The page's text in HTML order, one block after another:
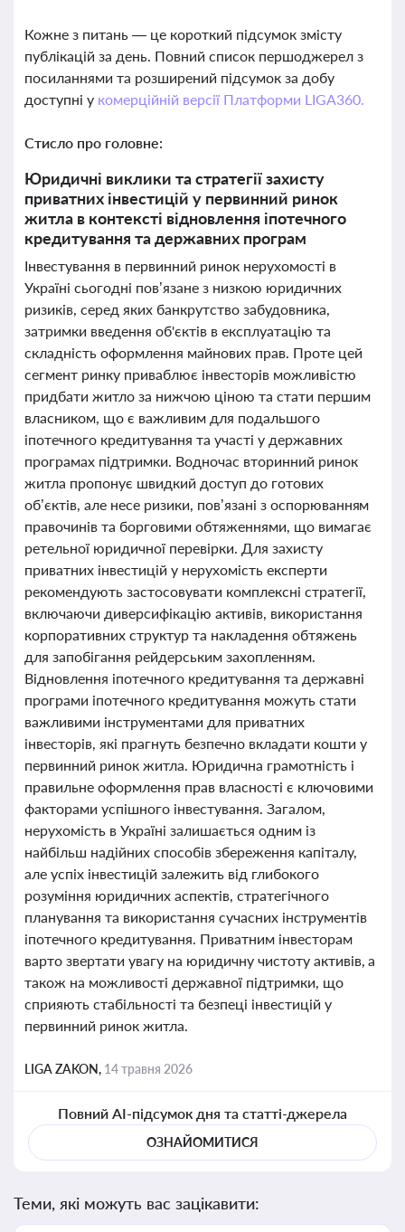
Кожне з питань — це короткий підсумок змісту
публікацій за день. Повний список першоджерел з
посиланнями та розширений підсумок за добу
доступні у комерційній версії Платформи LIGA360.
Стисло про головне:
Юридичні виклики та стратегії захисту
приватних інвестицій у первинний ринок
житла в контексті відновлення іпотечного
кредитування та державних програм
Інвестування в первинний ринок нерухомості в
Україні сьогодні пов’язане з низкою юридичних
ризиків, серед яких банкрутство забудовника,
затримки введення об'єктів в експлуатацію та
складність оформлення майнових прав. Проте цей
сегмент ринку приваблює інвесторів можливістю
придбати житло за нижчою ціною та стати першим
власником, що є важливим для подальшого
іпотечного кредитування та участі у державних
програмах підтримки. Водночас вторинний ринок
житла пропонує швидкий доступ до готових
об’єктів, але несе ризики, пов’язані з оспорюванням
правочинів та борговими обтяженнями, що вимагає
ретельної юридичної перевірки. Для захисту
приватних інвестицій у нерухомість експерти
рекомендують застосовувати комплексні стратегії,
включаючи диверсифікацію активів, використання
корпоративних структур та накладення обтяжень
для запобігання рейдерським захопленням.
Відновлення іпотечного кредитування та державні
програми іпотечного кредитування можуть стати
важливими інструментами для приватних
інвесторів, які прагнуть безпечно вкладати кошти у
первинний ринок житла. Юридична грамотність і
правильне оформлення прав власності є ключовими
факторами успішного інвестування. Загалом,
нерухомість в Україні залишається одним із
найбільш надійних способів збереження капіталу,
але успіх інвестицій залежить від глибокого
розуміння юридичних аспектів, стратегічного
планування та використання сучасних інструментів
іпотечного кредитування. Приватним інвесторам
варто звертати увагу на юридичну чистоту активів, а
також на можливості державної підтримки, що
сприяють стабільності та безпеці інвестицій у
первинний ринок житла.
LIGA ZAKON, 14 травня 2026
Повний AI-підсумок дня та статті-джерела
ОЗНАЙОМИТИСЯ
Теми, які можуть вас зацікавити: